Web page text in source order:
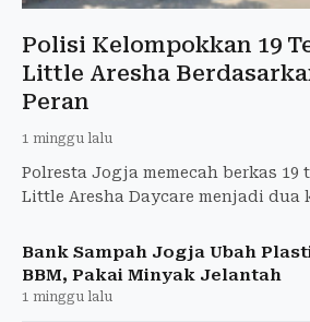
Polisi Kelompokkan 19
Little Aresha
Peran
1 minggu lalu
Polresta Jogja memecah berkas 19
Little Aresha Daycare menjadi dua
mencapai 157 anak.
Bank Sampah Jogja Ubah
BBM, Pakai Minyak Jelantah
1 minggu lalu